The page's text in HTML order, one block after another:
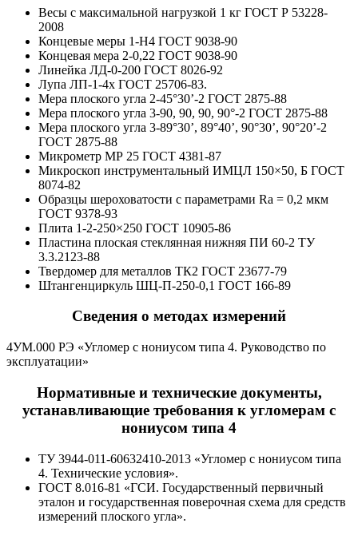
Весы с максимальной нагрузкой 1 кг ГОСТ Р 53228-
2008
Концевые меры 1-Н4 ГОСТ 9038-90
Концевая мера 2-0,22 ГОСТ 9038-90
Линейка ЛД-0-200 ГОСТ 8026-92
Лупа ЛП-1-4х ГОСТ 25706-83.
Мера плоского угла 2-45°30’-2 ГОСТ 2875-88
Мера плоского угла 3-90, 90, 90, 90°-2 ГОСТ 2875-88
Мера плоского угла 3-89°30’, 89°40’, 90°30’, 90°20’-2
ГОСТ 2875-88
Микрометр МР 25 ГОСТ 4381-87
Микроскоп инструментальный ИМЦЛ 150×50, Б ГОСТ
8074-82
Образцы шероховатости с параметрами Ra = 0,2 мкм
ГОСТ 9378-93
Плита 1-2-250×250 ГОСТ 10905-86
Пластина плоская стеклянная нижняя ПИ 60-2 ТУ
3.3.2123-88
Твердомер для металлов ТК2 ГОСТ 23677-79
Штангенциркуль ШЦ-П-250-0,1 ГОСТ 166-89
Сведения о методах измерений
4УМ.000 РЭ «Угломер с нониусом типа 4. Руководство по
эксплуатации»
Нормативные и технические документы,
устанавливающие требования к угломерам с
нониусом типа 4
ТУ 3944-011-60632410-2013 «Угломер с нониусом типа
4. Технические условия».
ГОСТ 8.016-81 «ГСИ. Государственный первичный
эталон и государственная поверочная схема для средств
измерений плоского угла».